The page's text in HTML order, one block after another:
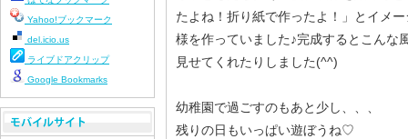
たよね！折り紙で作ったよ！」とイメ
様を作っていました♪完成するとこんな
見せてくれたりしました(^^)
幼稚園で過ごすのもあと少し、、、
残りの日もいっぱい遊ぼうね♡
Yahoo!ブックマーク
del.icio.us
ライブドアクリップ
Google Bookmarks